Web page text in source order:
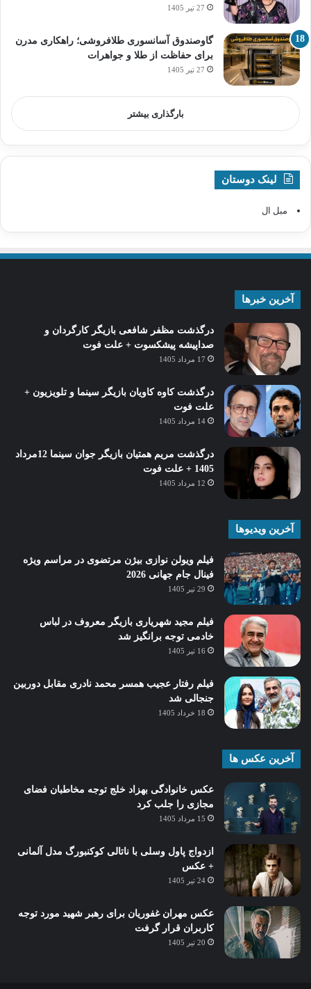
27 تیر 1405
گاوصندوق آسانسوری طلافروشی؛ راهکاری مدرن
برای حفاظت از طلا و جواهرات
27 تیر 1405
بارگذاری بیشتر
لینک دوستان
مبل ال
آخرین خبرها
درگذشت مظفر شافعی بازیگر کارگردان و
صداپیشه پیشکسوت + علت فوت
17 مرداد 1405
درگذشت کاوه کاویان بازیگر سینما و تلویزیون +
علت فوت
14 مرداد 1405
درگذشت مریم همتیان بازیگر جوان سینما 12مرداد
1405 + علت فوت
12 مرداد 1405
آخرین ویدیوها
فیلم ویولن نوازی بیژن مرتضوی در مراسم ویژه
فینال جام جهانی 2026
29 تیر 1405
فیلم مجید شهریاری بازیگر معروف در لباس
خادمی توجه برانگیز شد
16 تیر 1405
فیلم رفتار عجیب همسر محمد نادری مقابل دوربین
جنجالی شد
18 خرداد 1405
آخرین عکس ها
عکس خانوادگی بهزاد خلج توجه مخاطبان فضای
مجازی را جلب کرد
15 مرداد 1405
ازدواج پاول وسلی با ناتالی کوکنبورگ مدل آلمانی
+ عکس
24 تیر 1405
عکس مهران غفوریان برای رهبر شهید مورد توجه
کاربران قرار گرفت
20 تیر 1405